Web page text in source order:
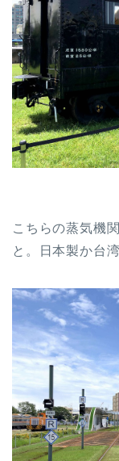
こちらの蒸気機
と。日本製か台